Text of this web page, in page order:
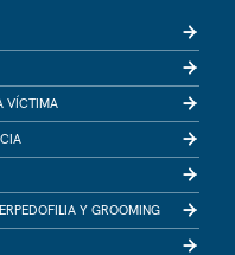
VÍCTIMA
Y GROOMING